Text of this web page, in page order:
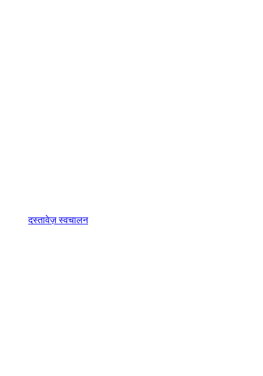
दस्तावेज़ स्वचालन